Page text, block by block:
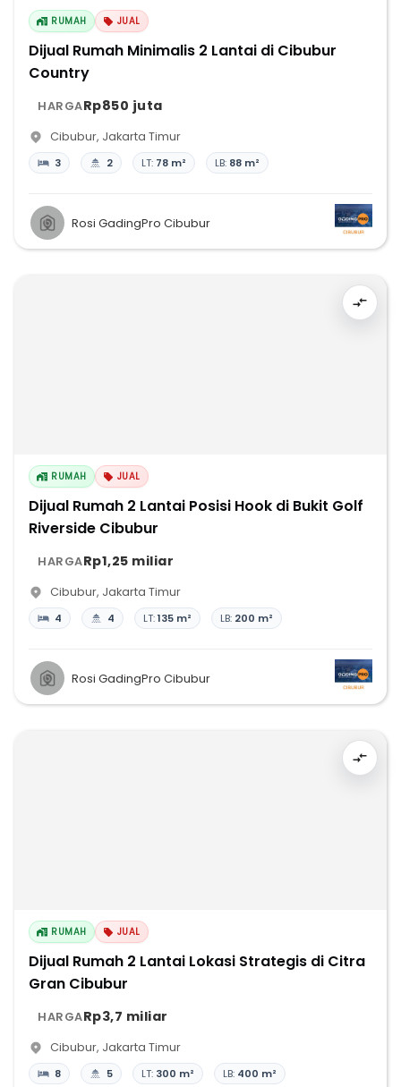
RUMAH JUAL
Dijual Rumah Minimalis 2 Lantai di Cibubur
Country
HARGARp850 juta
Cibubur, Jakarta Timur
3 2 LT: 78 m² LB: 88 m²
Rosi GadingPro Cibubur
RUMAH JUAL
Dijual Rumah 2 Lantai Posisi Hook di Bukit Golf
Riverside Cibubur
HARGARp1,25 miliar
Cibubur, Jakarta Timur
4 4 LT:135 m² LB: 200 m²
Rosi GadingPro Cibubur
RUMAH JUAL
Dijual Rumah 2 Lantai Lokasi Strategis di Citra
Gran Cibubur
HARGARp3,7 miliar
Cibubur, Jakarta Timur
8 5 LT: 300 m² LB: 400 m²